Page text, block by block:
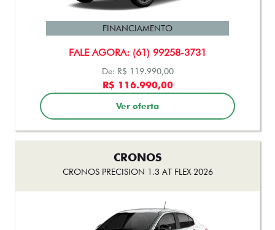
FALE AGORA: (61) 99258-3731
FINANCIAMENTO
De: R$ 119.990,00
R$ 116.990,00
Ver oferta
CRONOS
CRONOS PRECISION 1.3 AT FLEX 2026